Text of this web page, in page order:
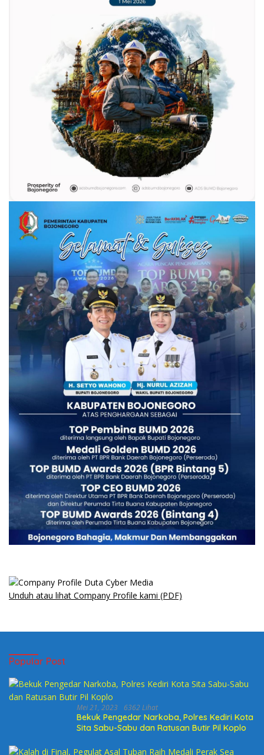
Unduh atau lihat Company Profile kami (PDF)
Popular Post
Mei 21, 2023 6362 Lihat
Bekuk Pengedar Narkoba, Polres Kediri Kota
Sita Sabu-Sabu dan Ratusan Butir Pil Koplo